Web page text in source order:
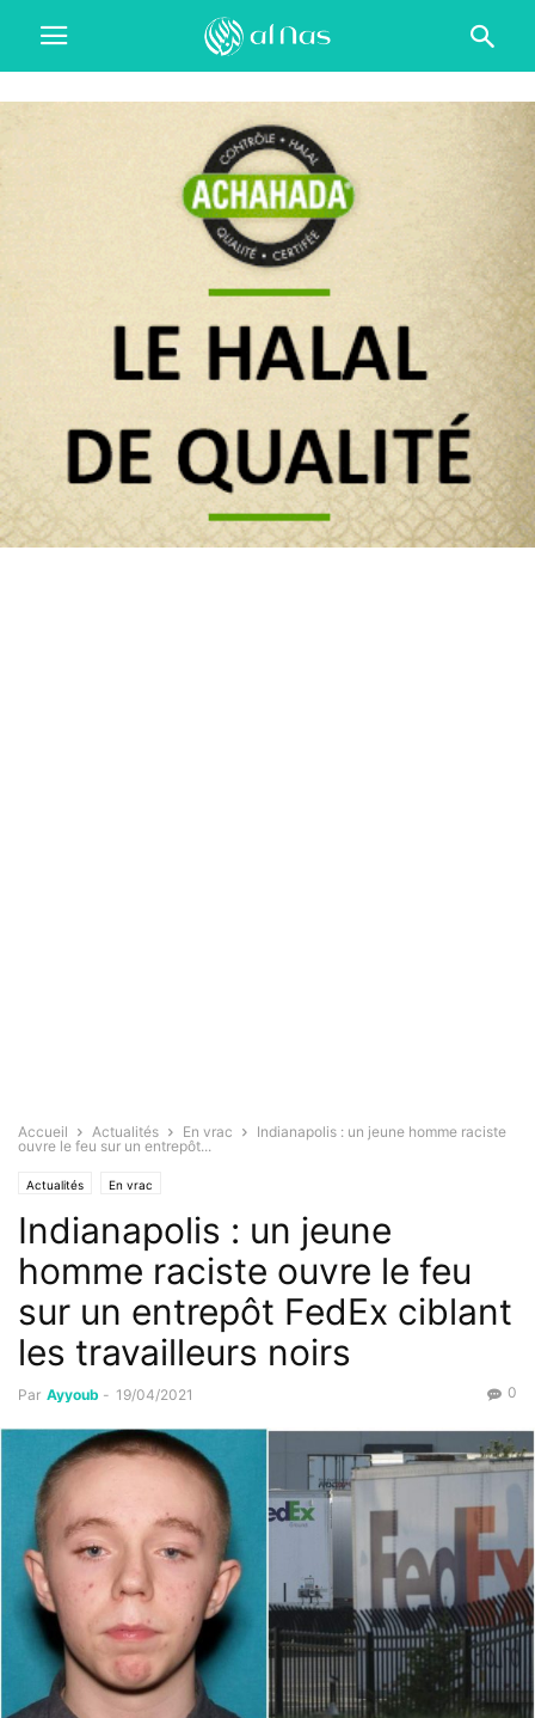
Accueil Actualités En vrac
Indianapolis : un jeune homme raciste
ouvre le feu sur un entrepôt...
Actualités En vrac
Indianapolis : un jeune
homme raciste ouvre le feu
sur un entrepôt FedEx ciblant
les travailleurs noirs
Par Ayyoub - 19/04/2021 0